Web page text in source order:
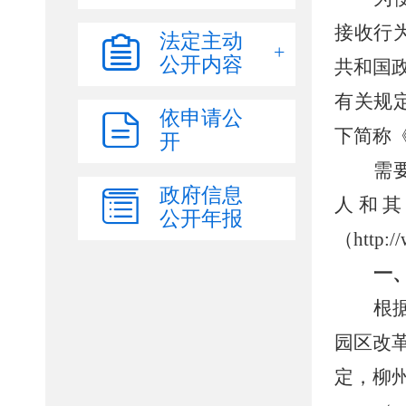
法定主动
公开内容
依申请公
开
政府信息
公开年报